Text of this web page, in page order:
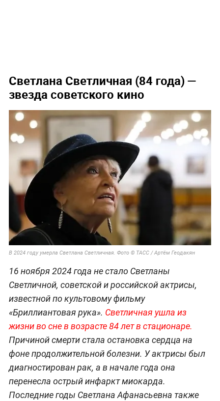
Светлана Светличная (84 года) —
звезда советского кино
В 2024 году умерла Светлана Светличная. Фото © ТАСС / Артём Геодакян
16 ноября 2024 года не стало Светланы
Светличной, советской и российской актрисы,
известной по культовому фильму
«Бриллиантовая рука». Светличная ушла из
жизни во сне в возрасте 84 лет в стационаре.
Причиной смерти стала остановка сердца на
фоне продолжительной болезни. У актрисы был
диагностирован рак, а в начале года она
перенесла острый инфаркт миокарда.
Последние годы Светлана Афанасьевна также